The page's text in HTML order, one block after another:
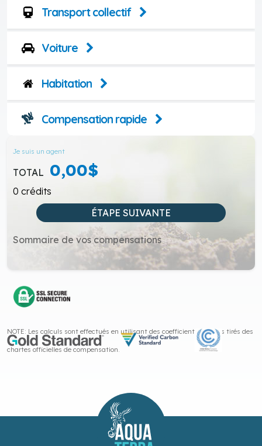
Transport collectif
Voiture
Habitation
Compensation rapide
Je suis un agent
TOTAL 0,00$
0 crédits
ÉTAPE SUIVANTE
Sommaire de vos compensations
NOTE: Les calculs sont effectués en utilisant des coefficients moyens tirés des
chartes officielles de compensation.